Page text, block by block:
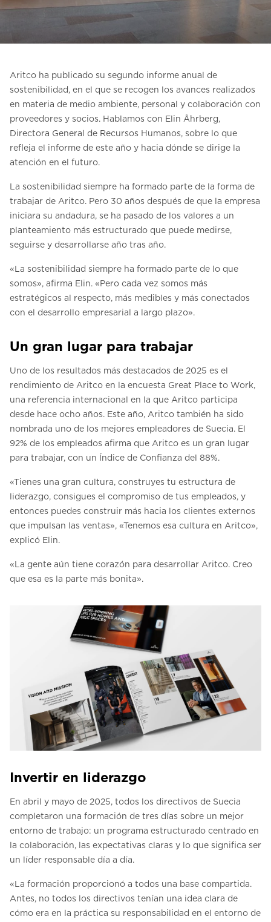
Contacte con nosotros
Pedir una estimación de precio
FAQ
Aritco ha publicado su segundo informe anual de
sostenibilidad, en el que se recogen los avances realizados
en materia de medio ambiente, personal y colaboración con
proveedores y socios. Hablamos con Elin Åhrberg,
Directora General de Recursos Humanos, sobre lo que
refleja el informe de este año y hacia dónde se dirige la
atención en el futuro.
La sostenibilidad siempre ha formado parte de la forma de
trabajar de Aritco. Pero 30 años después de que la empresa
iniciara su andadura, se ha pasado de los valores a un
planteamiento más estructurado que puede medirse,
seguirse y desarrollarse año tras año.
«La sostenibilidad siempre ha formado parte de lo que
somos», afirma Elin. «Pero cada vez somos más
estratégicos al respecto, más medibles y más conectados
con el desarrollo empresarial a largo plazo».
Un gran lugar para trabajar
Uno de los resultados más destacados de 2025 es el
rendimiento de Aritco en la encuesta Great Place to Work,
una referencia internacional en la que Aritco participa
desde hace ocho años. Este año, Aritco también ha sido
nombrada uno de los mejores empleadores de Suecia. El
92% de los empleados afirma que Aritco es un gran lugar
para trabajar, con un Índice de Confianza del 88%.
«Tienes una gran cultura, construyes tu estructura de
liderazgo, consigues el compromiso de tus empleados, y
entonces puedes construir más hacia los clientes externos
que impulsan las ventas», «Tenemos esa cultura en Aritco»,
explicó Elin.
«La gente aún tiene corazón para desarrollar Aritco. Creo
que esa es la parte más bonita».
Invertir en liderazgo
En abril y mayo de 2025, todos los directivos de Suecia
completaron una formación de tres días sobre un mejor
entorno de trabajo: un programa estructurado centrado en
la colaboración, las expectativas claras y lo que significa ser
un líder responsable día a día.
«La formación proporcionó a todos una base compartida.
Antes, no todos los directivos tenían una idea clara de
cómo era en la práctica su responsabilidad en el entorno de